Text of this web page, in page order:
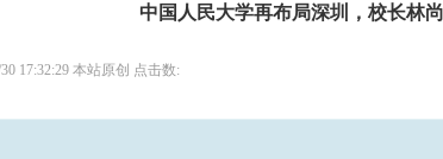
中国人民大学再布局深圳，校长林
17:32:29 本站原创 点击数: